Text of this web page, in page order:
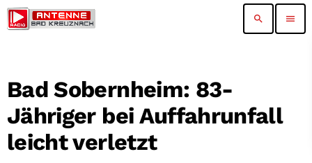
search menu
Bad Sobernheim: 83-
Jähriger bei Auffahrunfall
leicht verletzt